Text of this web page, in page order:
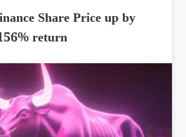
Share Price up by
return